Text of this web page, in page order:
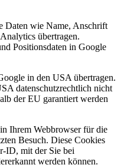
Daten wie Name, Anschrift
übertragen.
Positionsdaten in Google
in den USA übertragen.
datenschutzrechtlich nicht
der EU garantiert werden
Ihrem Webbrowser für die
Besuch. Diese Cookies
ID, mit der Sie bei
werden können.